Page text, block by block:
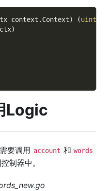
context . Context) (uint
ctx)
Logic
要调用 account 和 words
制器中。